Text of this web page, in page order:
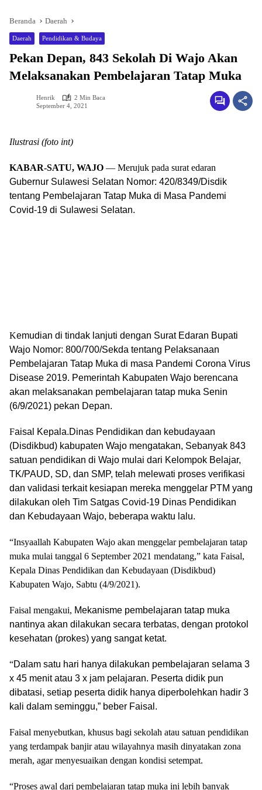
Beranda Daerah
Daerah Pendidikan & Budaya
Pekan Depan, 843 Sekolah Di Wajo Akan
Melaksanakan Pembelajaran Tatap Muka
Henrik
2 Min Baca
September 4, 2021
Ilustrasi (foto int)
KABAR-SATU, WAJO — Merujuk pada surat edaran
Gubernur Sulawesi Selatan Nomor: 420/8349/Disdik
tentang Pembelajaran Tatap Muka di Masa Pandemi
Covid-19 di Sulawesi Selatan.
Kemudian di tindak lanjuti dengan Surat Edaran Bupati
Wajo Nomor: 800/700/Sekda tentang Pelaksanaan
Pembelajaran Tatap Muka di masa Pandemi Corona Virus
Disease 2019. Pemerintah Kabupaten Wajo berencana
akan melaksanakan pembelajaran tatap muka Senin
(6/9/2021) pekan Depan.
Faisal Kepala.Dinas Pendidikan dan kebudayaan
(Disdikbud) kabupaten Wajo mengatakan, Sebanyak 843
satuan pendidikan di Wajo mulai dari Kelompok Belajar,
TK/PAUD, SD, dan SMP, telah melewati proses verifikasi
dan validasi terkait kesiapan mereka menggelar PTM yang
dilakukan oleh Tim Satgas Covid-19 Dinas Pendidikan
dan Kebudayaan Wajo, beberapa waktu lalu.
“Insyaallah Kabupaten Wajo akan menggelar pembelajaran tatap
muka mulai tanggal 6 September 2021 mendatang,” kata Faisal,
Kepala Dinas Pendidikan dan Kebudayaan (Disdikbud)
Kabupaten Wajo, Sabtu (4/9/2021).
Faisal mengakui, Mekanisme pembelajaran tatap muka
nantinya akan dilakukan secara terbatas, dengan protokol
kesehatan (prokes) yang sangat ketat.
“Dalam satu hari hanya dilakukan pembelajaran selama 3
x 45 menit atau 3 x jam pelajaran. Peserta didik pun
dibatasi, setiap peserta didik hanya diperbolehkan hadir 3
kali dalam seminggu,” beber Faisal.
Faisal menyebutkan, khusus bagi sekolah atau satuan pendidikan
yang terdampak banjir atau wilayahnya masih dinyatakan zona
merah, agar menyesuaikan dengan kondisi setempat.
“Proses awal dari pembelajaran tatap muka ini lebih banyak